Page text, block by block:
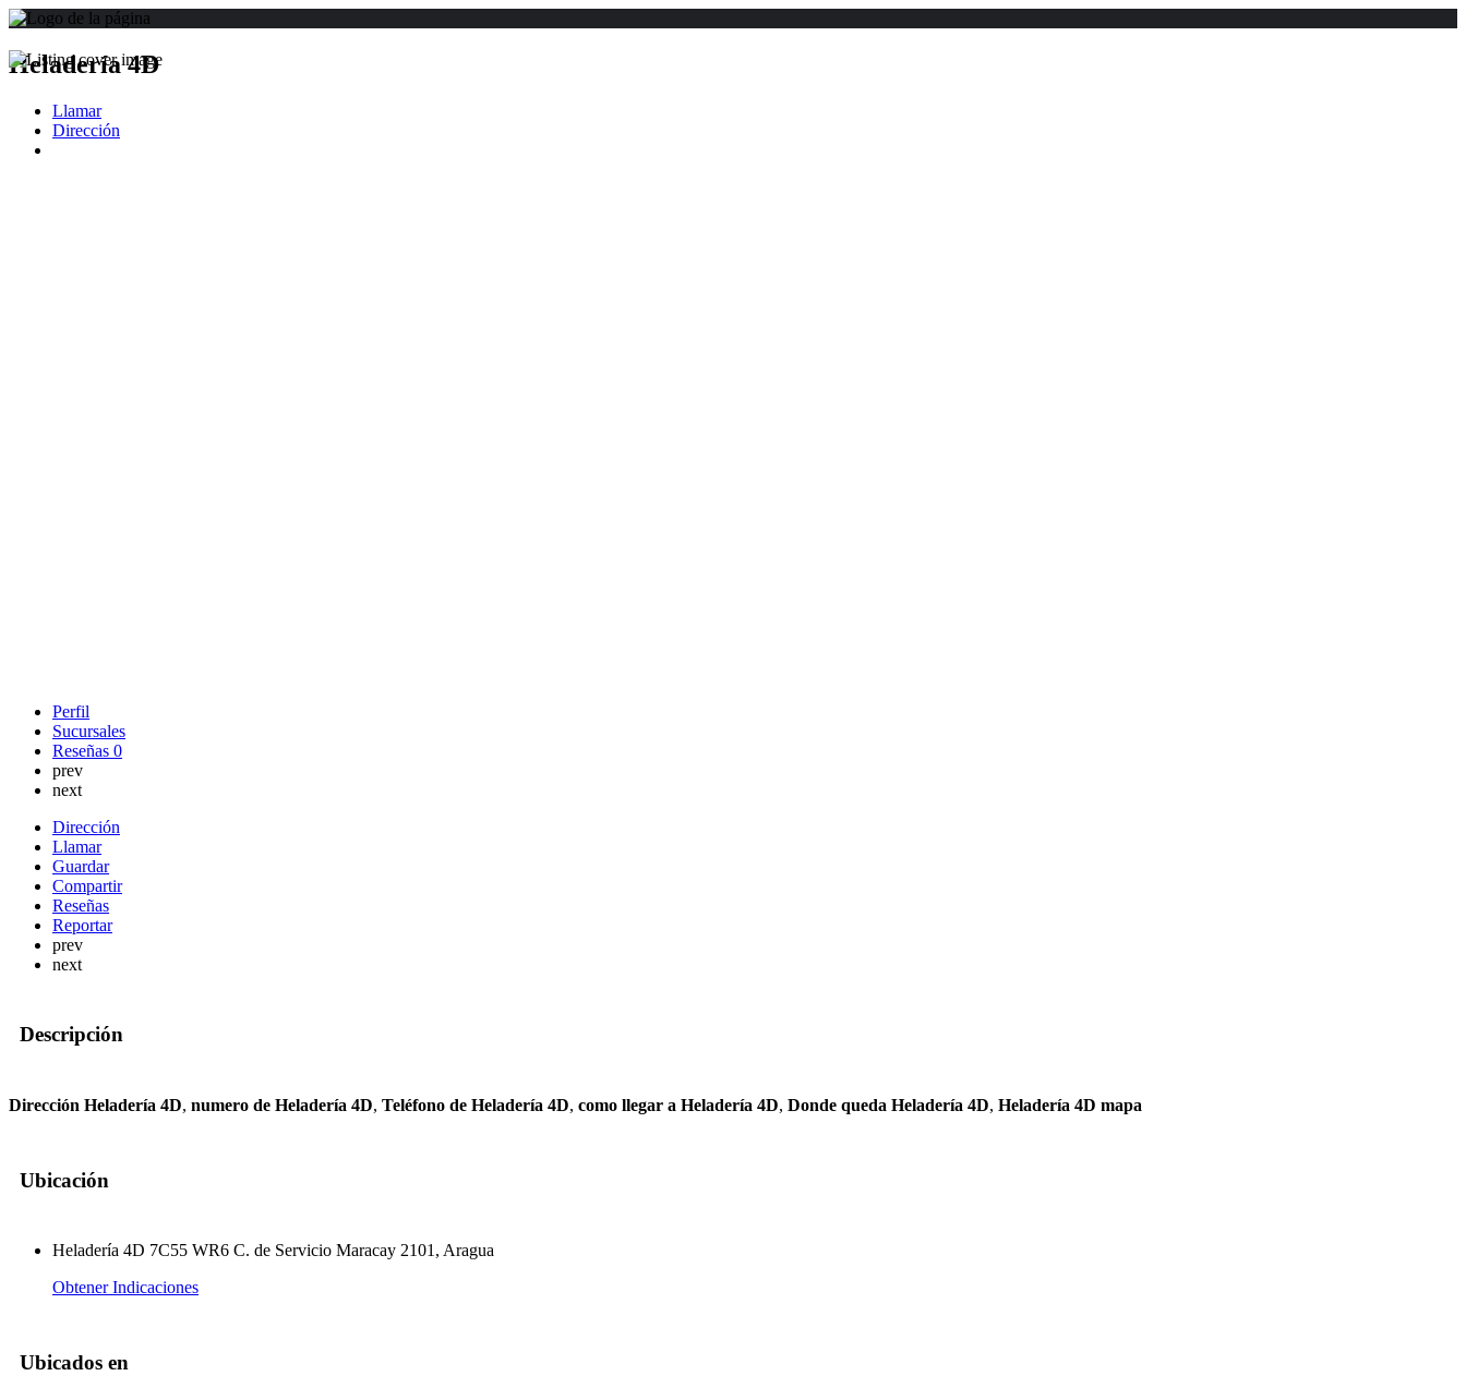
Heladería 4D
Llamar
Dirección
Perfil
Sucursales
Reseñas 0
prev
next
Dirección
Llamar
Guardar
Compartir
Reseñas
Reportar
prev
next
Descripción
Dirección Heladería 4D, numero de Heladería 4D, Teléfono de Heladería 4D, como llegar a Heladería 4D, Donde queda Heladería 4D, Heladería 4D mapa
Ubicación
Heladería 4D 7C55 WR6 C. de Servicio Maracay 2101, Aragua
Obtener Indicaciones
Ubicados en